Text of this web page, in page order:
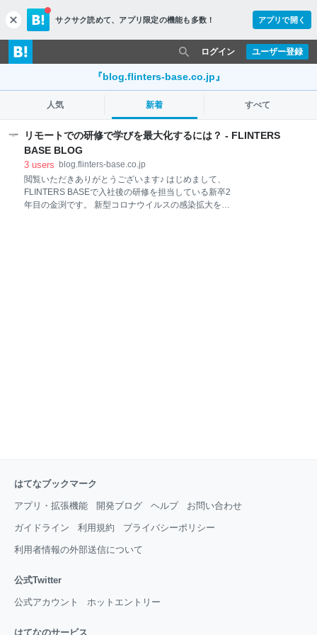
c
l
o
s
サクサク読めて、 アプリ限定の機能も多数！ アプリで開く
ユーザー登録
ログイン
『blog.flinters-base.co.jp』
人気 新着 すべて
リモートでの研修で学びを最大化するには？ - FLINTERS
BASE BLOG
3 users blog.flinters-base.co.jp
閲覧いただきありがとうございます♪ はじめまして、
FLINTERS BASEで入社後の研修を担当している新卒2
年目の金渕です。 新型コロナウイルスの感染拡大を受
はてなブックマーク
アプリ・拡張機能 開発ブログ ヘルプ お問い合わせ
ガイドライン 利用規約 プライバシーポリシー
利用者情報の外部送信について
公式Twitter
公式アカウント ホットエントリー
はてなのサービス